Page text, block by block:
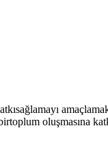
oluşmasına